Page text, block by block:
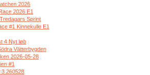
2026
2026 E1
Sprint
#1 Kinnekulle E1
4 Nyt løb
Vätterbygden
2026-05-28
#1
3 260528